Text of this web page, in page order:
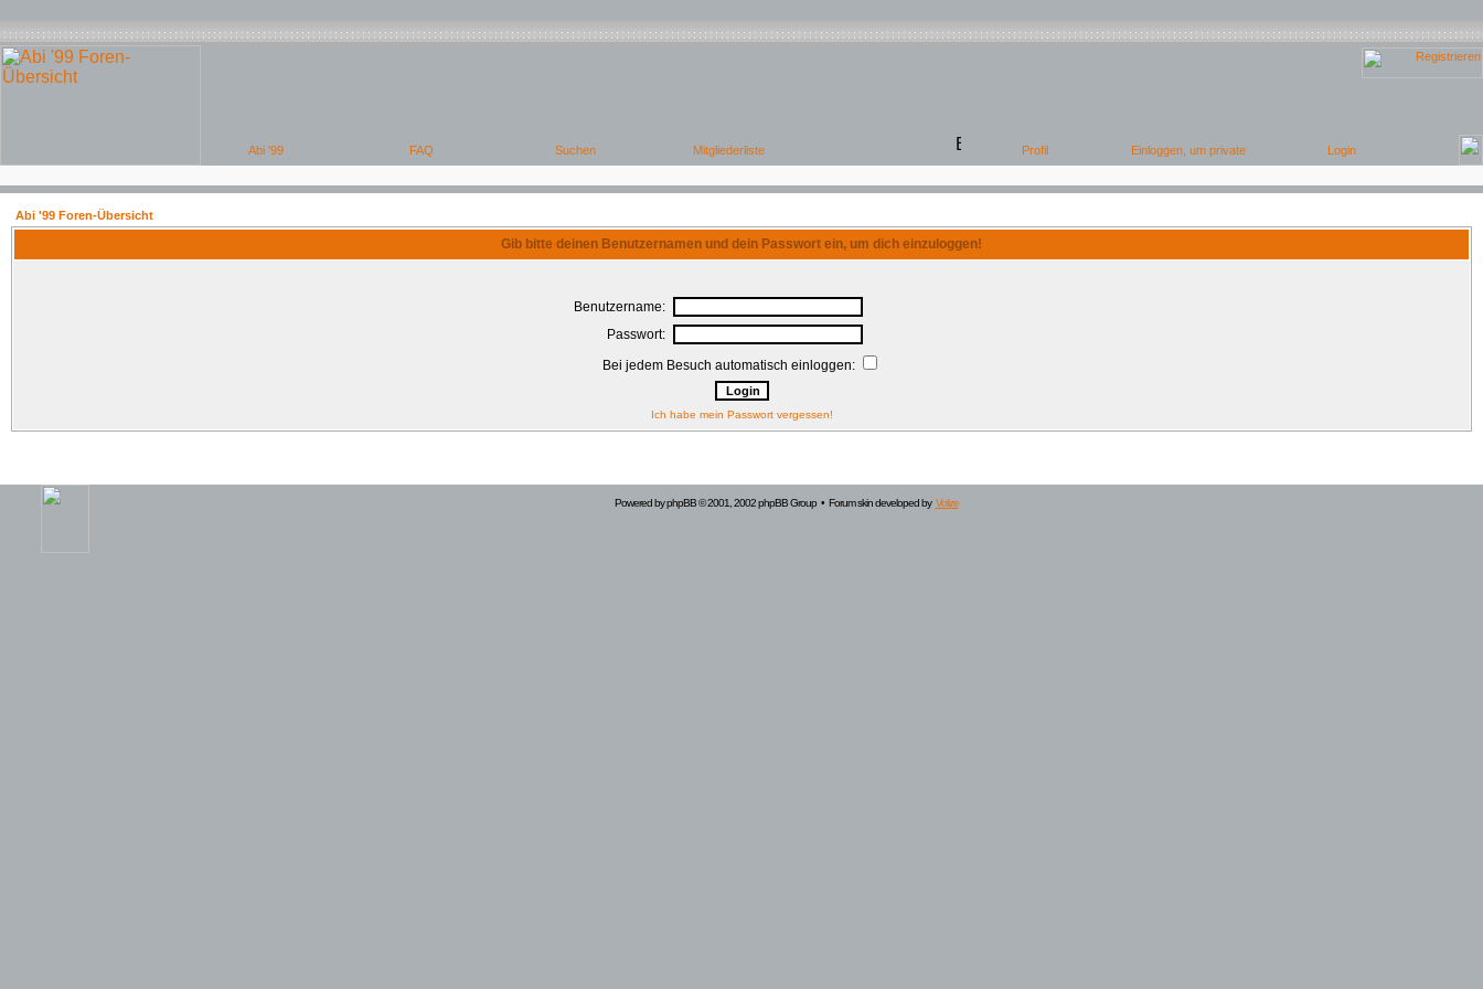
Abi '99 Foren-Übersicht
Gib bitte deinen Benutzernamen und dein Passwort ein, um dich einzuloggen!
Benutzername:
Passwort:
Bei jedem Besuch automatisch einloggen:
Ich habe mein Passwort vergessen!
Powered byphpBB© 2001, 2002 phpBB Group • Forum skin developed by Volize